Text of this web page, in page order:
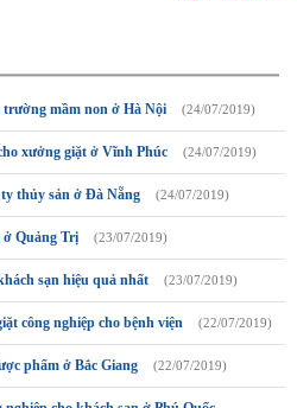
trường mầm non ở Hà Nội (24/07/2019)
xưởng giặt ở Vĩnh Phúc (24/07/2019)
ty thủy sản ở Đà Nẵng (24/07/2019)
ở Quảng Trị (23/07/2019)
sạn hiệu quả nhất (23/07/2019)
công nghiệp cho bệnh viện (22/07/2019)
phẩm ở Bắc Giang (22/07/2019)